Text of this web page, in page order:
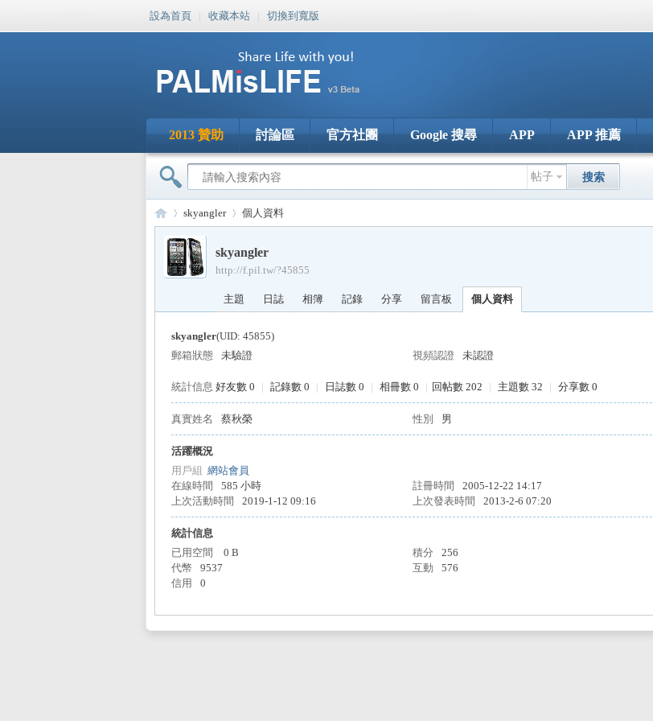
設為首頁 | 收藏本站 | 切換到寬版
2013 贊助 討論區 官方社團 Google 搜尋 APP APP 推薦
帖子 搜索
PA›
skyangler 個人資料
skyangler
http://f.pil.tw/?45855
主題 日誌 相簿 記錄 分享 留言板 個人資料
skyangler(UID: 45855)
郵箱狀態
未驗證 視頻認證 未認證
統計信息 好友數 0 | 記錄數 0 | 日誌數 0 | 相冊數 0 | 回帖數 202 | 主題數 32 | 分享數 0
真實姓名 蔡秋榮 性別 男
活躍概況
用戶組 網站會員
在線時間
585 小時 註冊時間 2005-12-22 14:17
上次活動時間
2019-1-12 09:16 上次發表時間 2013-2-6 07:20
統計信息
已用空間
0 B 積分 256
代幣
9537 互動 576
信用
0